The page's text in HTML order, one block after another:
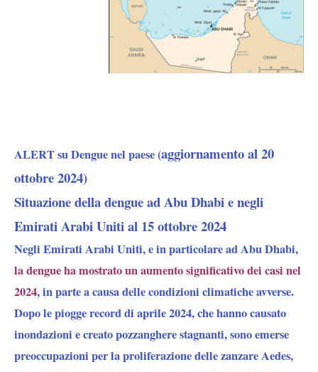
ALERT su Dengue nel paese (aggiornamento al 20
ottobre 2024)
Situazione della dengue ad Abu Dhabi e negli
Emirati Arabi Uniti al 15 ottobre 2024
Negli Emirati Arabi Uniti, e in particolare ad Abu Dhabi,
la dengue ha mostrato un aumento significativo dei casi nel
2024, in parte a causa delle condizioni climatiche avverse.
Dopo le piogge record di aprile 2024, che hanno causato
inondazioni e creato pozzanghere stagnanti, sono emerse
preoccupazioni per la proliferazione delle zanzare Aedes,